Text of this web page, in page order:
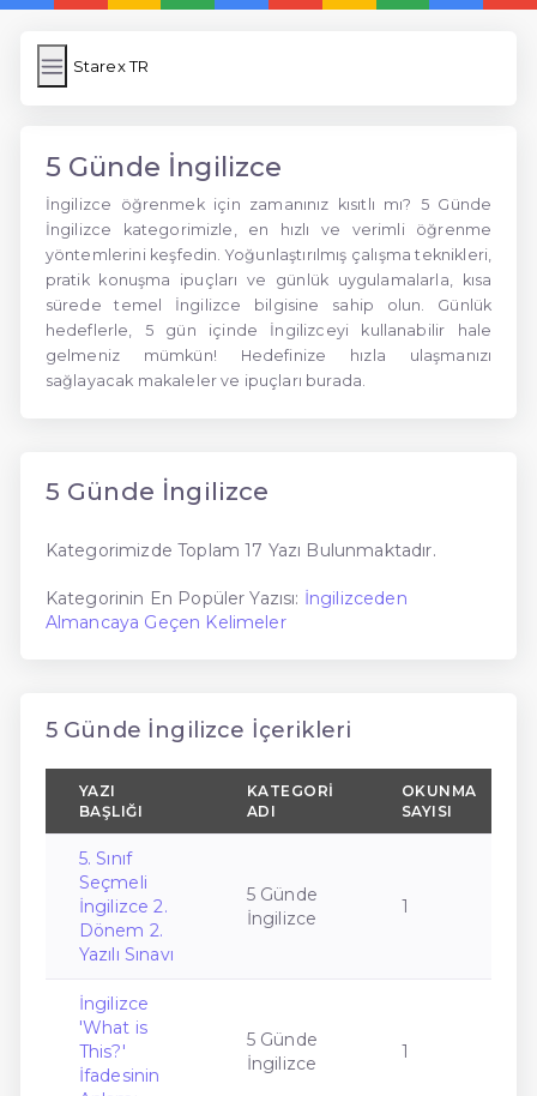
Starex TR
5 Günde İngilizce
İngilizce öğrenmek için zamanınız kısıtlı mı? 5 Günde
İngilizce kategorimizle, en hızlı ve verimli öğrenme
yöntemlerini keşfedin. Yoğunlaştırılmış çalışma teknikleri,
pratik konuşma ipuçları ve günlük uygulamalarla, kısa
sürede temel İngilizce bilgisine sahip olun. Günlük
hedeflerle, 5 gün içinde İngilizceyi kullanabilir hale
gelmeniz mümkün! Hedefinize hızla ulaşmanızı
sağlayacak makaleler ve ipuçları burada.
5 Günde İngilizce
Kategorimizde Toplam 17 Yazı Bulunmaktadır.
Kategorinin En Popüler Yazısı: İngilizceden
Almancaya Geçen Kelimeler
5 Günde İngilizce İçerikleri
YAZI
BAŞLIĞI
KATEGORI
ADI
OKUNMA
SAYISI
5. Sınıf
Seçmeli
İngilizce 2.
Dönem 2.
Yazılı Sınavı
5 Günde
İngilizce
1
İngilizce
'What is
This?'
İfadesinin
5 Günde
İngilizce
1